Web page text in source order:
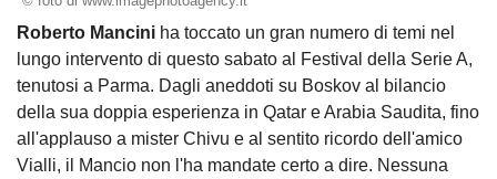
Roberto Mancini ha toccato un gran numero di temi nel
lungo intervento di questo sabato al Festival della Serie A,
tenutosi a Parma. Dagli aneddoti su Boskov al bilancio
della sua doppia esperienza in Qatar e Arabia Saudita, fino
all'applauso a mister Chivu e al sentito ricordo dell'amico
Vialli, il Mancio non l'ha mandate certo a dire. Nessuna